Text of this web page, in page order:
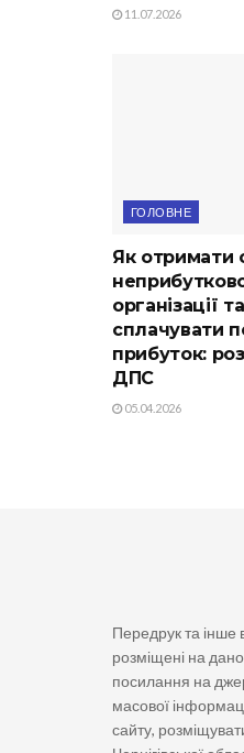
11.07.2026
ГОЛОВНЕ
Як отримати
організації
сплачувати
прибуток:
ДПС
05.04.2026
Передрук та інше
розміщені на
посилання на
масової
сайту,